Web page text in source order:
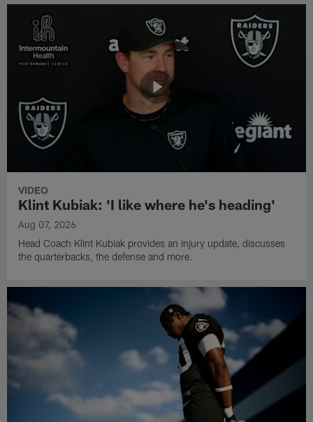
VIDEO
Klint Kubiak: 'I like where he's heading'
Aug 07, 2026
Head Coach Klint Kubiak provides an injury update, discusses
the quarterbacks, the defense and more.